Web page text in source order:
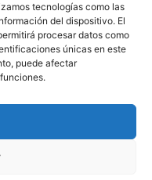
tecnologías como las
del dispositivo. El
procesar datos como
únicas en este
puede afectar